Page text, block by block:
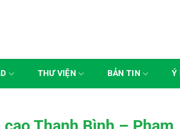
THƯ VIỆN BẢN TIN Ý